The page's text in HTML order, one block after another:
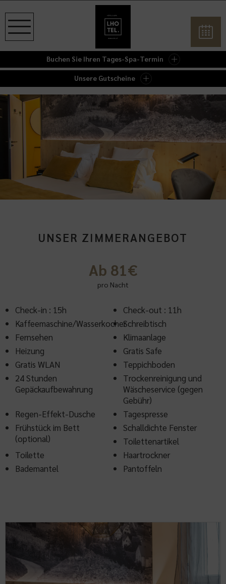
Buchen Sie Ihren Tages-Spa-Termin
Unsere Gutscheine
UNSER ZIMMERANGEBOT
Ab 81€
pro Nacht
Check-in : 15h
Check-out : 11h
Kaffeemaschine/WasserkocherSchreibtisch
Fernsehen
Klimaanlage
Heizung
Gratis Safe
Gratis WLAN
Teppichboden
24 Stunden
Gepäckaufbewahrung
Trockenreinigung und
Wäscheservice (gegen
Gebühr)
Regen-Effekt-Dusche
Tagespresse
Frühstück im Bett
(optional)
Schalldichte Fenster
Toilettenartikel
Toilette
Haartrockner
Bademantel
Pantoffeln